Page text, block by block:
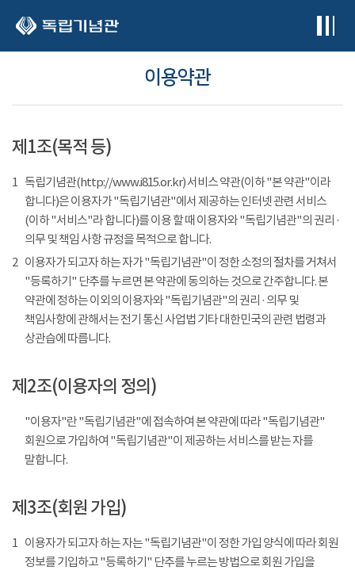
이용약관
제1조(목적 등)
1 독립기념관(http://www.i815.or.kr) 서비스 약관(이하 "본 약관"이라
합니다)은 이용자가 "독립기념관"에서 제공하는 인터넷 관련 서비스
(이하 "서비스"라 합니다)를 이용 할 때 이용자와 "독립기념관"의 권리 ·
의무 및 책임 사항 규정을 목적으로 합니다.
2 이용자가 되고자 하는 자가 "독립기념관"이 정한 소정의 절차를 거쳐서
"등록하기" 단추를 누르면 본 약관에 동의하는 것으로 간주합니다. 본
약관에 정하는 이외의 이용자와 "독립기념관"의 권리 · 의무 및
책임사항에 관해서는 전기 통신 사업법 기타 대한민국의 관련 법령과
상관습에 따릅니다.
제2조(이용자의 정의)
"이용자"란 "독립기념관"에 접속하여 본 약관에 따라 "독립기념관"
회원으로 가입하여 "독립기념관"이 제공하는 서비스를 받는 자를
말합니다.
제3조(회원 가입)
1 이용자가 되고자 하는 자는 "독립기념관"이 정한 가입 양식에 따라 회원
정보를 기입하고 "등록하기" 단추를 누르는 방법으로 회원 가입을